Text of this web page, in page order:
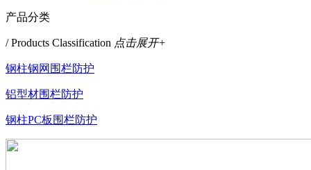
产品分类
/ Products Classification 点击展开+
钢柱钢网围栏防护
铝型材围栏防护
钢柱PC板围栏防护